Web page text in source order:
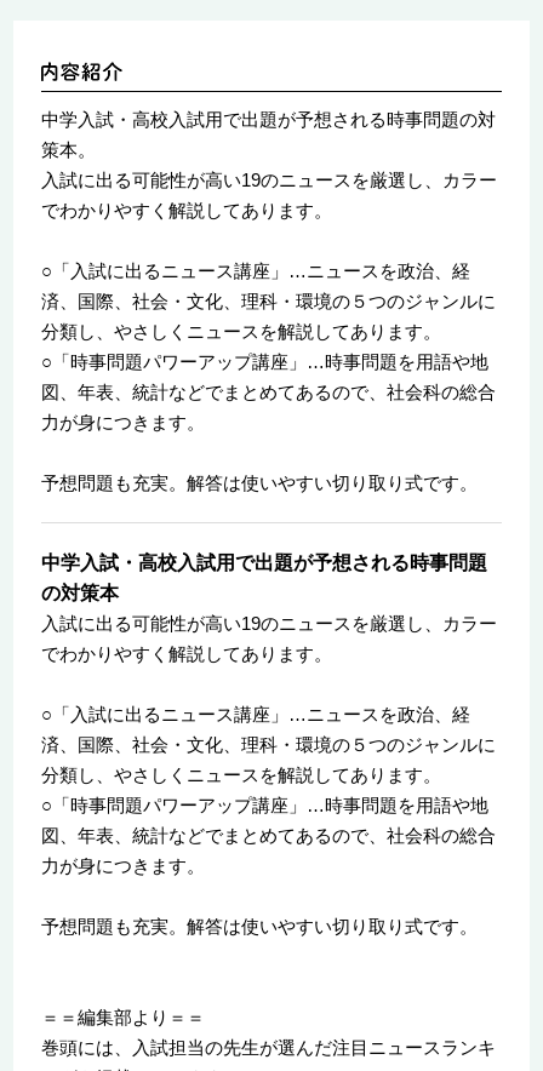
中学入試・高校入試用で出題が予想される時事問題の対
策本。
入試に出る可能性が高い19のニュースを厳選し、カラー
でわかりやすく解説してあります。
○「入試に出るニュース講座」…ニュースを政治、経
済、国際、社会・文化、理科・環境の５つのジャンルに
分類し、やさしくニュースを解説してあります。
○「時事問題パワーアップ講座」…時事問題を用語や地
図、年表、統計などでまとめてあるので、社会科の総合
力が身につきます。
予想問題も充実。解答は使いやすい切り取り式です。
中学入試・高校入試用で出題が予想される時事問題
の対策本
入試に出る可能性が高い19のニュースを厳選し、カラー
でわかりやすく解説してあります。
○「入試に出るニュース講座」…ニュースを政治、経
済、国際、社会・文化、理科・環境の５つのジャンルに
分類し、やさしくニュースを解説してあります。
○「時事問題パワーアップ講座」…時事問題を用語や地
図、年表、統計などでまとめてあるので、社会科の総合
力が身につきます。
予想問題も充実。解答は使いやすい切り取り式です。
＝＝編集部より＝＝
巻頭には、入試担当の先生が選んだ注目ニュースランキ